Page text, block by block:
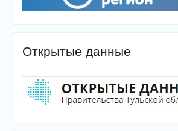
Открытые данные